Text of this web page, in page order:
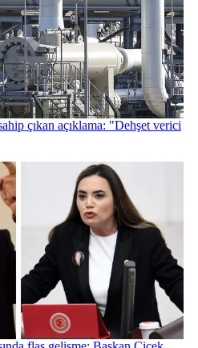
çıkan açıklama: "Dehşet verici